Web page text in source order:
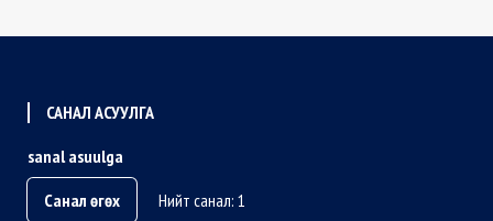
САНАЛ АСУУЛГА
sanal asuulga
Санал өгөх
Нийт санал: 1